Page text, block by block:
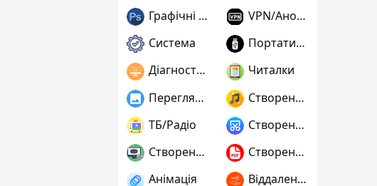
Графічні редактори
VPN/Анонімність
Система
Портативні
Діагностика
Читалки
Переглядачі графіки
Створення музики
ТБ/Радіо
Створення скріншотів
Створення ігор
Створення PDF
Анімація
Віддалений доступ